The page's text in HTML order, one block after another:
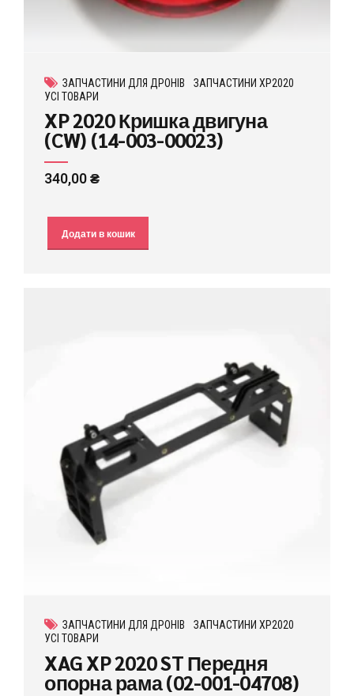
ЗАПЧАСТИНИ ДЛЯ ДРОНІВ
ЗАПЧАСТИНИ XP2020
УСІ ТОВАРИ
XP 2020 Кришка двигуна
(CW) (14-003-00023)
340,00₴
Додати в кошик
ЗАПЧАСТИНИ ДЛЯ ДРОНІВ
ЗАПЧАСТИНИ XP2020
УСІ ТОВАРИ
XAG XP 2020 ST Передня
опорна рама (02-001-04708)